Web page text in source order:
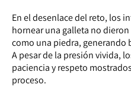
En el desenlace del reto, los
hornear una galleta no
como una piedra, generando
A pesar de la presión vivida,
paciencia y respeto
proceso.